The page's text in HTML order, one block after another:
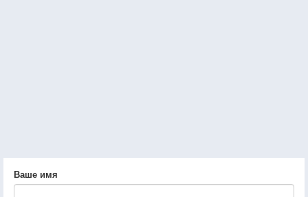
Ваше имя